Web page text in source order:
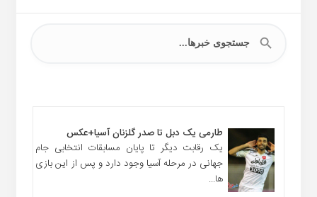
طارمی یک دبل تا صدر گلزنان آسیا+عکس
یک رقابت دیگر تا پایان مسابقات انتخابی جام
جهانی در مرحله آسیا وجود دارد و پس از این بازی
ها...